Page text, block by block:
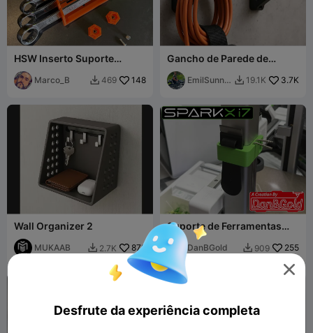
HSW Inserto Suporte
Chaves Inglesas kit 12
peças v3.00
Marco_B  469 148
Gancho de Parede de
Garagem (V3) para Cabos,
Mangueiras e Extensões
EmilSunne
 19.1K 3.7K
Wall Organizer 2
MUKAAB  2.7K 872
Suporte de Ferramentas
SparkX i7 por DanBGold
DanBGold  909 255

Desfrute da experiência completa